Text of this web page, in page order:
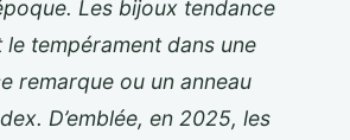
Les bijoux tendance
le tempérament dans une
remarque ou un anneau
D’emblée, en 2025, les